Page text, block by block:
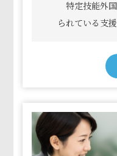
特定技能外
られている⽀